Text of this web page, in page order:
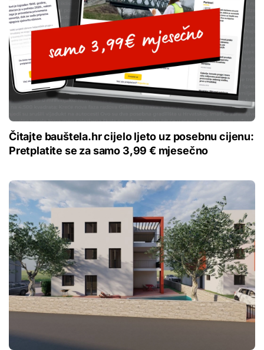
Čitajte bauštela.hr cijelo ljeto uz posebnu cijenu:
Pretplatite se za samo 3,99 € mjesečno